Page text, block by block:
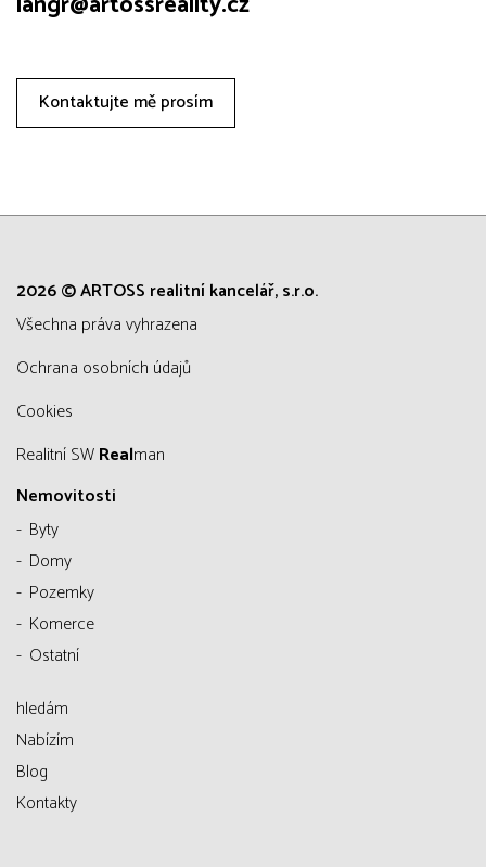
Kontaktujte mě prosím
2026 © ARTOSS realitní kancelář, s.r.o.
všechna práva vyhrazena
Ochrana osobních údajů
Cookies
Realitní SWRealman
Nemovitosti
Byty
Domy
Pozemky
Komerce
Ostatní
hledám
Nabízím
Blog
Kontakty